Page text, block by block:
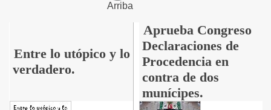
Arriba
Entre lo utópico y lo
verdadero.
Aprueba Congreso
Declaraciones de
Procedencia en
contra de dos
munícipes.